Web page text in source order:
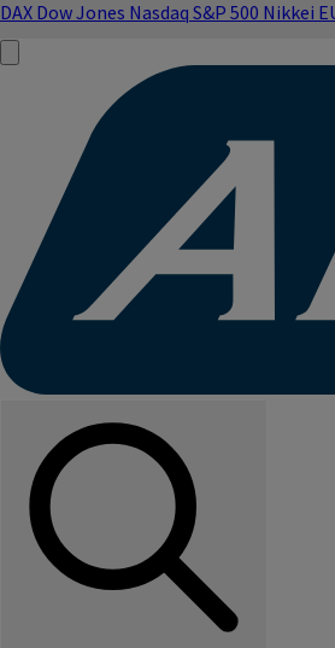
DAX Dow Jones Nasdaq S&P 500 Nikkei